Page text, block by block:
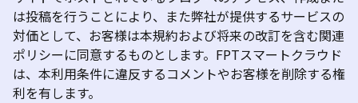
は投稿を行うことにより、また弊社が提供するサービスの
対価として、お客様は本規約および将来の改訂を含む関連
ポリシーに同意するものとします。FPTスマートクラウド
は、本利用条件に違反するコメントやお客様を削除する権
利を有します。